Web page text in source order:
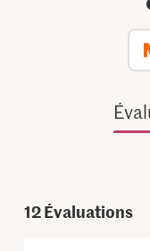
12Évaluations